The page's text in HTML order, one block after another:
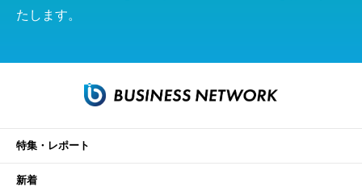
たします。
特集・レポート
新着